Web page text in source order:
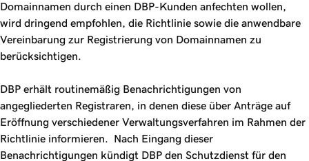
Domainnamen durch einen DBP-Kunden anfechten wollen,
wird dringend empfohlen, die Richtlinie sowie die anwendbare
Vereinbarung zur Registrierung von Domainnamen zu
berücksichtigen.
DBP erhält routinemäßig Benachrichtigungen von
angegliederten Registraren, in denen diese über Anträge auf
Eröffnung verschiedener Verwaltungsverfahren im Rahmen der
Richtlinie informieren. Nach Eingang dieser
Benachrichtigungen kündigt DBP den Schutzdienst für den